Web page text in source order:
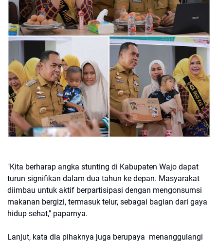
"Kita berharap angka stunting di Kabupaten Wajo dapat
turun signifikan dalam dua tahun ke depan. Masyarakat
diimbau untuk aktif berpartisipasi dengan mengonsumsi
makanan bergizi, termasuk telur, sebagai bagian dari gaya
hidup sehat," paparnya.
Lanjut, kata dia pihaknya juga berupaya menanggulangi